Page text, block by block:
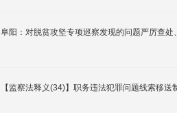
阜阳：对脱贫攻坚专项巡察发现的问题严厉查处
【监察法释义(34)】职务违法犯罪问题线索移送